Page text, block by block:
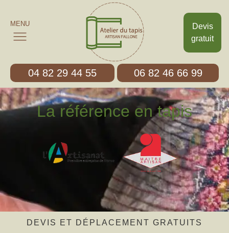
Devis
gratuit
MENU
04 82 29 44 55 06 82 46 66 99
La référence en tapis
DEVIS ET DÉPLACEMENT GRATUITS